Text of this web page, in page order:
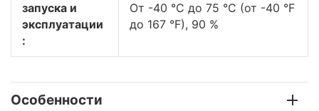
запуска и
эксплуатации
:
От -40 °C до 75 °C (от -40 °F
до 167 °F), 90 %
Особенности